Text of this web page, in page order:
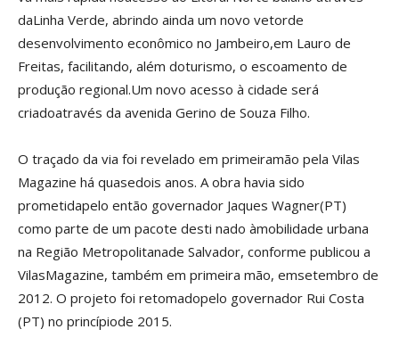
daLinha Verde, abrindo ainda um novo vetorde
desenvolvimento econômico no Jambeiro,em Lauro de
Freitas, facilitando, além doturismo, o escoamento de
produção regional.Um novo acesso à cidade será
criadoatravés da avenida Gerino de Souza Filho.
O traçado da via foi revelado em primeiramão pela Vilas
Magazine há quasedois anos. A obra havia sido
prometidapelo então governador Jaques Wagner(PT)
como parte de um pacote desti nado àmobilidade urbana
na Região Metropolitanade Salvador, conforme publicou a
VilasMagazine, também em primeira mão, emsetembro de
2012. O projeto foi retomadopelo governador Rui Costa
(PT) no princípiode 2015.